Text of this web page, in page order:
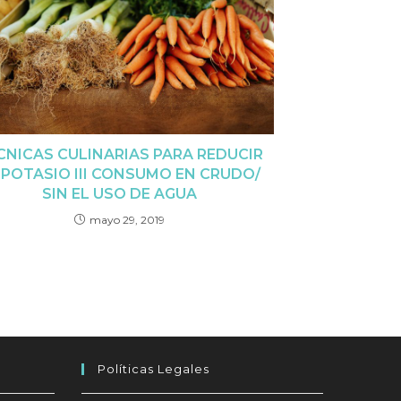
CULINARIAS PARA REDUCIR
III CONSUMO EN CRUDO/
SIN EL USO DE AGUA
mayo 29, 2019
Políticas Legales